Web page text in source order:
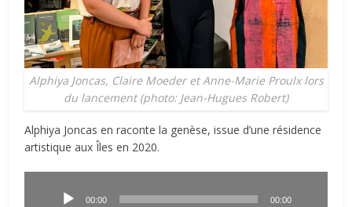
Alphiya Joncas, Claire Moeder et Anne-Marie Proulx lors
du lancement (photo: Jean-Hugues Robert)
Alphiya Joncas en raconte la genèse, issue d’une résidence
artistique aux Îles en 2020.
00:00 00:00